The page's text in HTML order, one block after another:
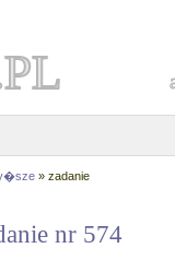
» zadanie
nr 574